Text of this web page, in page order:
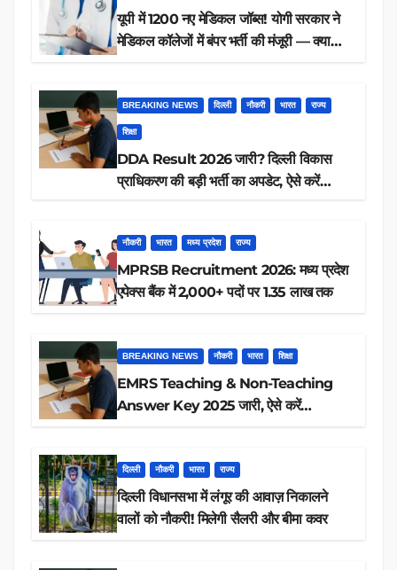
यूपी में 1200 नए मेडिकल जॉब्स! योगी सरकार ने
मेडिकल कॉलेजों में बंपर भर्ती की मंजूरी — क्या
BREAKING NEWS दिल्ली नौकरी भारत राज्य
शिक्षा
DDA Result 2026 जारी? दिल्ली विकास
प्राधिकरण की बड़ी भर्ती का अपडेट, ऐसे करें
नौकरी भारत मध्य प्रदेश राज्य
MPRSB Recruitment 2026: मध्य प्रदेश
एपेक्स बैंक में 2,000+ पदों पर 1.35 लाख तक
BREAKING NEWS नौकरी भारत शिक्षा
EMRS Teaching & Non-Teaching
Answer Key 2025 जारी, ऐसे करें
दिल्ली नौकरी भारत राज्य
दिल्ली विधानसभा में लंगूर की आवाज़ निकालने
वालों को नौकरी! मिलेगी सैलरी और बीमा कवर